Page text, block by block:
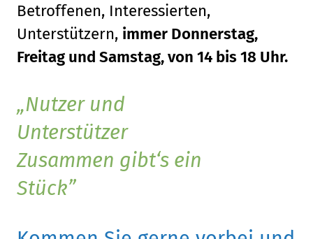
Betroffenen, Interessierten,
Unterstützern, immer Donnerstag,
Freitag und Samstag, von 14 bis 18 Uhr.
Nutzer und
Unterstützer
Zusammen gibt‘s ein
Stück